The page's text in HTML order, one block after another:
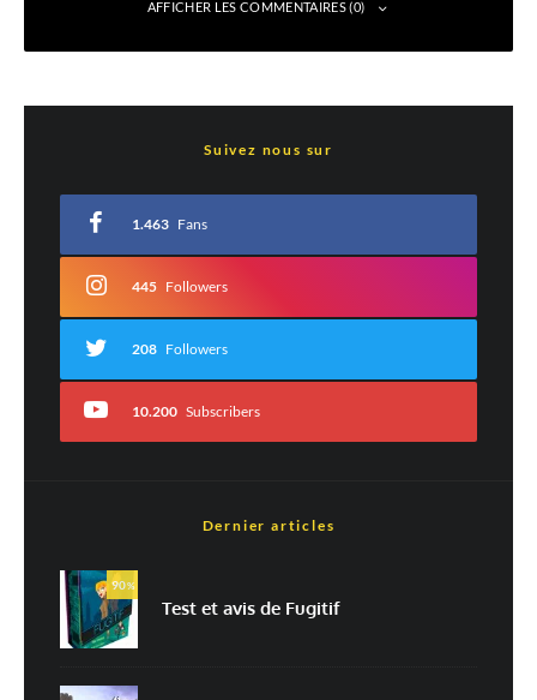
AFFICHER LES COMMENTAIRES (0)
*
Commentaire*
*
Suivez nous sur
1.463 Fans
445 Followers
208 Followers
10.200 Subscribers
Dernier articles
90%
Test et avis de Fugitif